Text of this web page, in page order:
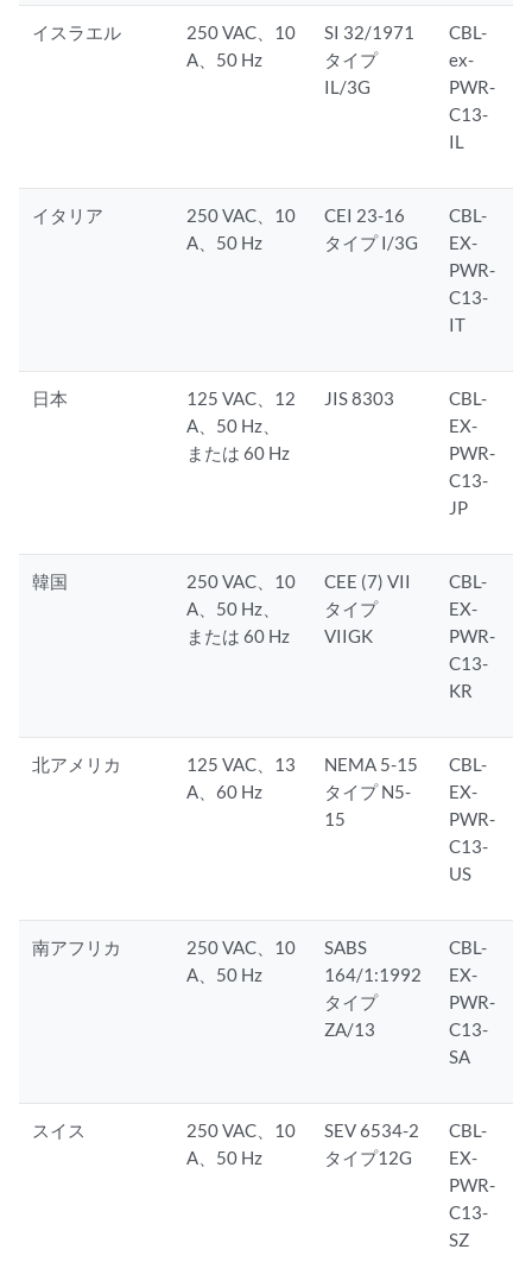
イスラエル
250 VAC、10
A、50 Hz
SI 32/1971
タイプ
IL/3G
CBL-
ex-
PWR-
C13-
IL
イタリア
250 VAC、10
A、50 Hz
CEI 23-16
タイプ I/3G
CBL-
EX-
PWR-
C13-
IT
日本
125 VAC、12
A、50 Hz、
または 60 Hz
JIS 8303
CBL-
EX-
PWR-
C13-
JP
韓国
250 VAC、10
A、50 Hz、
または 60 Hz
CEE (7) VII
タイプ
VIIGK
CBL-
EX-
PWR-
C13-
KR
北アメリカ
125 VAC、13
A、60 Hz
NEMA 5-15
タイプ N5-
15
CBL-
EX-
PWR-
C13-
US
南アフリカ
250 VAC、10
A、50 Hz
SABS
164/1:1992
タイプ
ZA/13
CBL-
EX-
PWR-
C13-
SA
スイス
250 VAC、10
A、50 Hz
SEV 6534-2
タイプ12G
CBL-
EX-
PWR-
C13-
SZ